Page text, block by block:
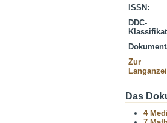
ISSN:
DDC-
Zur
Das
4